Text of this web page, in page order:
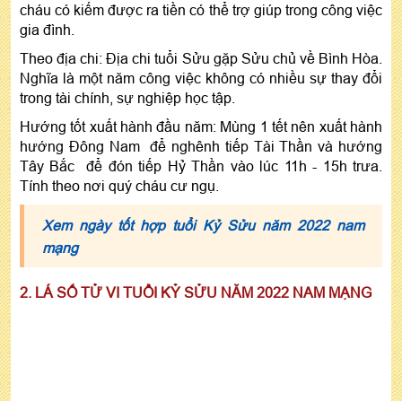
cháu có kiếm được ra tiền có thể trợ giúp trong công việc
gia đình.
Theo địa chi: Địa chi tuổi Sửu gặp Sửu chủ về Bình Hòa.
Nghĩa là một năm công việc không có nhiều sự thay đổi
trong tài chính, sự nghiệp học tập.
Hướng tốt xuất hành đầu năm: Mùng 1 tết nên xuất hành
hướng Đông Nam để nghênh tiếp Tài Thần và hướng
Tây Bắc để đón tiếp Hỷ Thần vào lúc 11h - 15h trưa.
Tính theo nơi quý cháu cư ngụ.
Xem ngày tốt hợp tuổi Kỷ Sửu năm 2022 nam
mạng
2. LÁ SỐ TỬ VI TUỔI KỶ SỬU NĂM 2022 NAM MẠNG